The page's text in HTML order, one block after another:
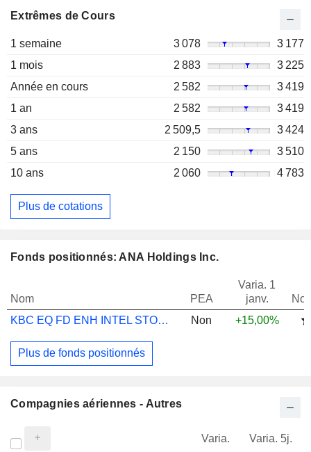
Extrêmes de Cours
1 semaine 3 078
3 177
1 mois
2 883
3 225
Année en cours
2 582
3 419
1 an
2 582
3 419
3 ans
2 509,5
3 424
5 ans
2 150
3 510
10 ans
2 060 4 783
Plus de cotations
Fonds positionnés: ANA Holdings Inc.
Nom PEA
Varia. 1
janv.
KBC EQ FD ENH INTEL STOCK SEL CLASS CAP
Non +15,00%
Plus de fonds positionnés
Compagnies aériennes - Autres
Varia. Varia. 5j.